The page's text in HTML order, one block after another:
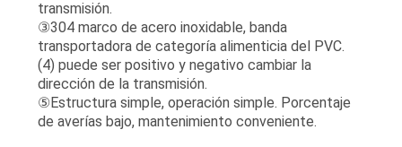
transmisión.
③304 marco de acero inoxidable, banda
transportadora de categoría alimenticia del PVC.
(4) puede ser positivo y negativo cambiar la
dirección de la transmisión.
⑤Estructura simple, operación simple. Porcentaje
de averías bajo, mantenimiento conveniente.